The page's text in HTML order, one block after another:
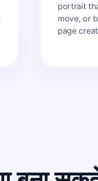
portrait
move, or
page